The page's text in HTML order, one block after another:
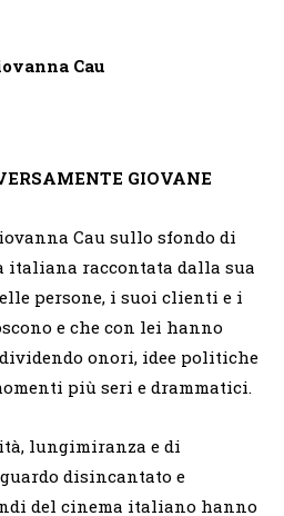
GIOVANE
Cau sullo sfondo di
italiana raccontata dalla sua
persone, i suoi clienti e i
e che con lei hanno
onori, idee politiche
più seri e drammatici.
lungimiranza e di
disincantato e
del cinema italiano hanno